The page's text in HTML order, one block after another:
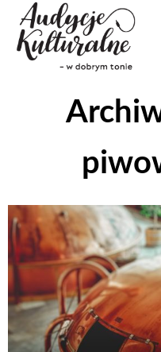
Odtwarzacz
plików
dźwiękowych